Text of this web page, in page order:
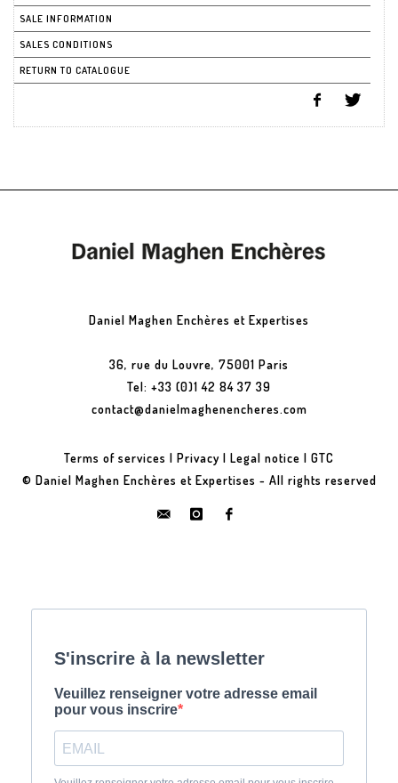
SALE INFORMATION
SALES CONDITIONS
RETURN TO CATALOGUE
Daniel Maghen Enchères et Expertises
36, rue du Louvre, 75001 Paris
Tel: +33 (0)1 42 84 37 39
contact@danielmaghenencheres.com
Terms of services | Privacy | Legal notice | GTC
© Daniel Maghen Enchères et Expertises - All rights reserved